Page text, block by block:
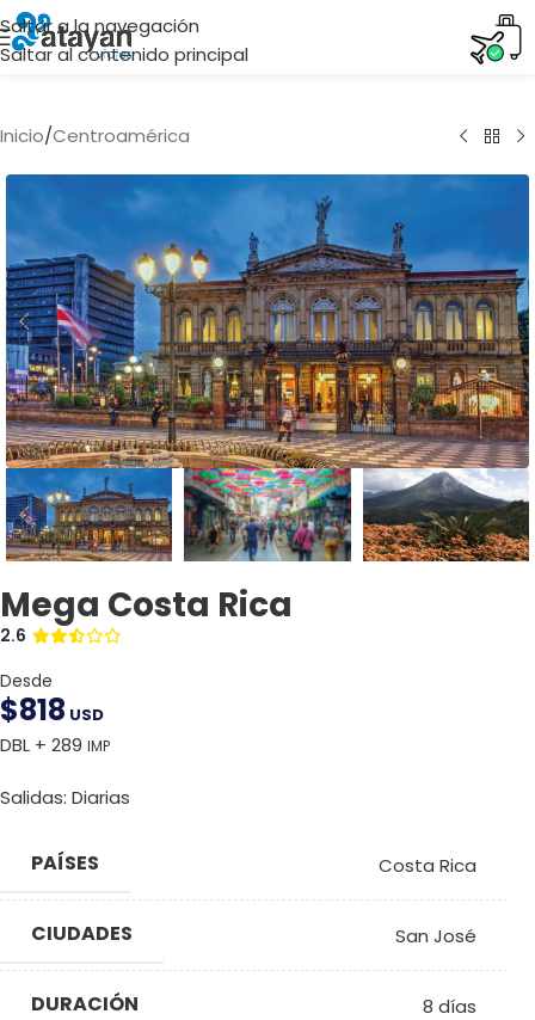
Saltar a la navegación
Saltar al contenido principal
Inicio/Centroamérica
Mega Costa Rica
2.6
Desde
$818 USD
DBL + 289 IMP
Salidas: Diarias
PAÍSES Costa Rica
CIUDADES San José
DURACIÓN 8 días